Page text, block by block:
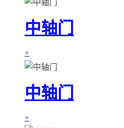
中轴门
+
中轴门
+